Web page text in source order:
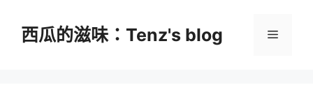
西瓜的滋味：Tenz's blog 選